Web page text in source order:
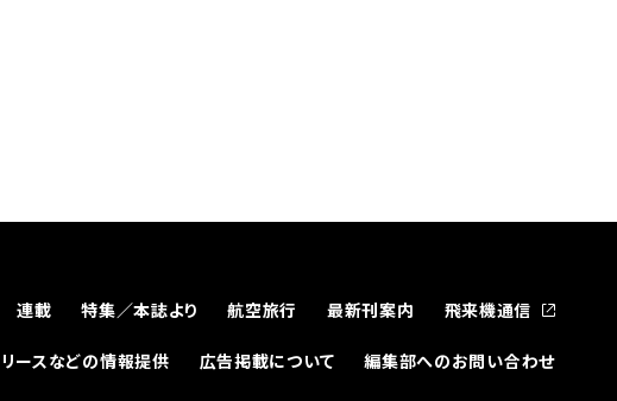
連載 特集／本誌より 航空旅行 最新刊案内 飛来機通信
ースなどの情報提供 広告掲載について 編集部へのお問い合わせ